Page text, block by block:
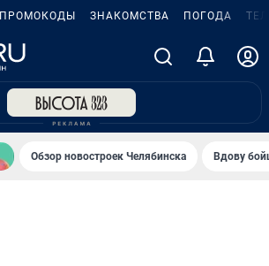
ПРОМОКОДЫ ЗНАКОМСТВА ПОГОДА
Обзор новостроек Челябинска Вдову